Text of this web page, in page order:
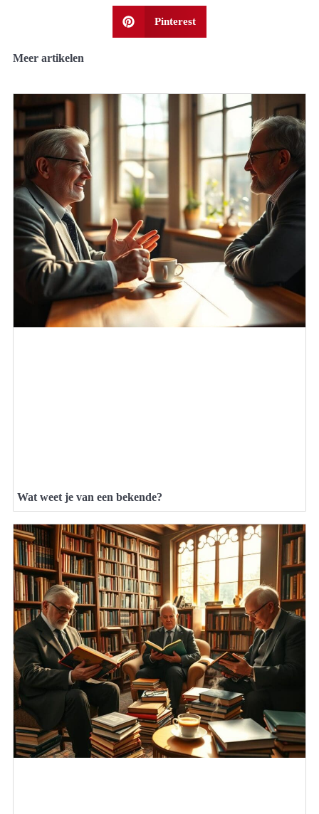
Pinterest
Meer artikelen
Wat weet je van een bekende?